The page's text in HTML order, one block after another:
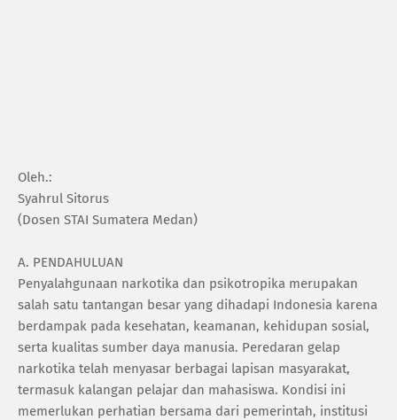
‎Oleh.:
‎Syahrul Sitorus
‎(Dosen STAI Sumatera Medan)
‎A. PENDAHULUAN
‎Penyalahgunaan narkotika dan psikotropika merupakan
salah satu tantangan besar yang dihadapi Indonesia karena
berdampak pada kesehatan, keamanan, kehidupan sosial,
serta kualitas sumber daya manusia. Peredaran gelap
narkotika telah menyasar berbagai lapisan masyarakat,
termasuk kalangan pelajar dan mahasiswa. Kondisi ini
memerlukan perhatian bersama dari pemerintah, institusi